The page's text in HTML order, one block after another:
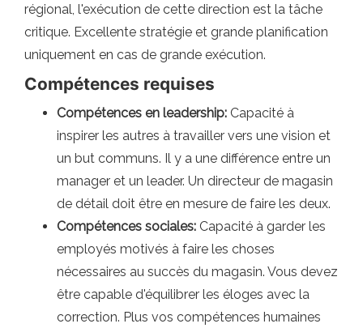
régional, l'exécution de cette direction est la tâche
critique. Excellente stratégie et grande planification
uniquement en cas de grande exécution.
Compétences requises
Compétences en leadership: Capacité à
inspirer les autres à travailler vers une vision et
un but communs. Il y a une différence entre un
manager et un leader. Un directeur de magasin
de détail doit être en mesure de faire les deux.
Compétences sociales: Capacité à garder les
employés motivés à faire les choses
nécessaires au succès du magasin. Vous devez
être capable d'équilibrer les éloges avec la
correction. Plus vos compétences humaines